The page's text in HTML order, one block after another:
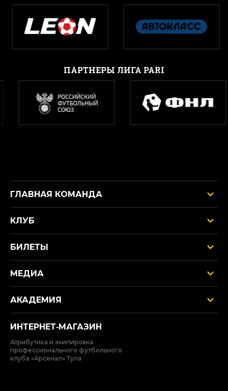
ПАРТНЕРЫ ЛИГА PARI
ГЛАВНАЯ КОМАНДА
КЛУБ
БИЛЕТЫ
МЕДИА
АКАДЕМИЯ
ИНТЕРНЕТ‑МАГАЗИН
Атрибутика и экипировка
профессионального футбольного
клуба «Арсенал» Тула